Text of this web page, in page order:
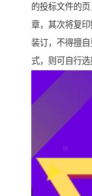
的投标文件的
章，其次将复
装订，不得擅
式，则可自行选